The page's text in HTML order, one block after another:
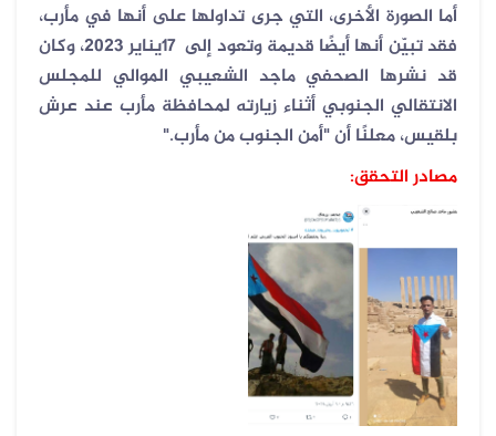
أما الصورة الأخرى، التي جرى تداولها على أنها في مأرب،
فقد تبيّن أنها أيضًا قديمة وتعود إلى 17
يناير 2023، وكان
قد نشرها الصحفي ماجد الشعيبي الموالي للمجلس
الانتقالي الجنوبي أثناء زيارته لمحافظة مأرب عند عرش
بلقيس، معلنًا أن "أمن الجنوب من مأرب".
مصادر التحقق: